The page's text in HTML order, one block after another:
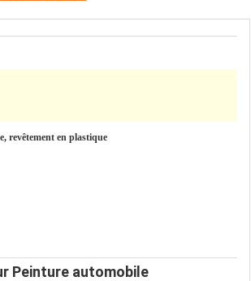
revêtement en plastique
Peinture automobile